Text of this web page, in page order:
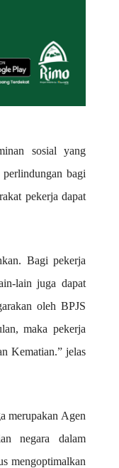
sosial yang
bagi
pekerja dapat
Bagi pekerja
lain juga dapat
oleh BPJS
maka pekerja
Kematian.” jelas
merupakan Agen
negara dalam
mengoptimalkan